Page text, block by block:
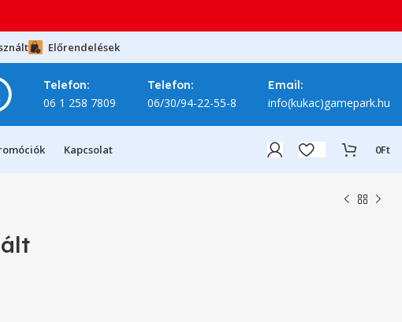
Előrendelések
Telefon:
06 1 258 7809
Telefon:
06/30/94-22-55-8
Email:
info(kukac)gamepark.hu
Kapcsolat 0Ft